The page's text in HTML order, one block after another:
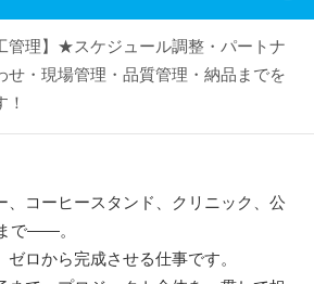
管理】★スケジュール調整・パートナ
せ・現場管理・品質管理・納品までを
、コーヒースタンド、クリニック、公
で――。
ロから完成させる仕事です。